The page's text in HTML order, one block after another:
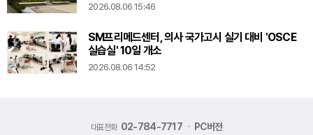
2026.08.06 15:46
SM프리메드센터, 의사 국가고시 실기 대비 'OSCE
실습실' 10일 개소
2026.08.06 14:52
대표전화 02-784-7717 PC버전